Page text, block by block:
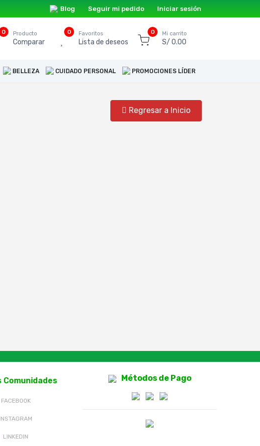
Blog Seguir mi pedido Iniciar sesión
0 Producto
Comparar
0 Favoritos
Lista de deseos
0 Mi carrito
S/ 0.00
BELLEZA CUIDADO PERSONAL PROMOCIONES LÍDER
Regresar a Inicio
Comunidades
FACEBOOK
INSTAGRAM
LINKEDIN
Métodos de Pago